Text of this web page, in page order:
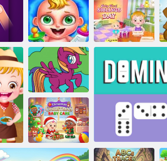
Tiny Tomb:
Dungeon
Explorer
Baby Hazel Fun
Time
Cura quotidiana
del bambino
Baby Hazel: il
giorno dei
fratelli
My Little Pony:
Libro da
colorare